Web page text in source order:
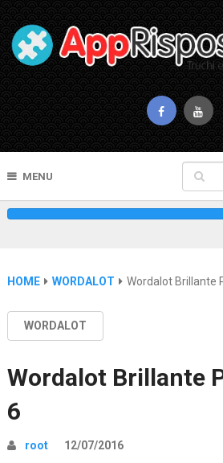
MENU
HOME WORDALOT Wordalot Brillante
WORDALOT
Wordalot Brillante
6
root 12/07/2016